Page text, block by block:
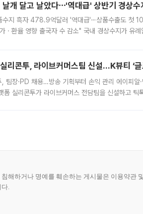
날개 달고 날았다⋯'역대급' 상반기 경상
수지 흑자 478.9억달러 '역대급'⋯상품수출도 첫
ㆍ환율 영향 출국자 수 감소" 국내 경상수지가 유
실리콘투, 라이브커머스팀 신설…K뷰티 ‘글
, 팀장·PD 채용…방송 기획부터 손익 관리 에이피알
폼 실리콘투가 라이브커머스 전담팀을 신설하고